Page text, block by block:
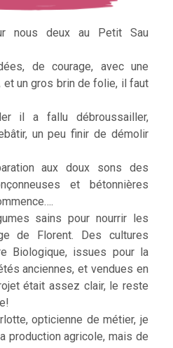
nous deux au Petit Sau
de courage, avec une
et un gros brin de folie, il faut
il a fallu débroussailler,
un peu finir de démolir
aux doux sons des
et bétonnières
sains pour nourrir les
de Florent. Des cultures
Biologique, issues pour la
anciennes, et vendues en
était assez clair, le reste
opticienne de métier, je
production agricole, mais de